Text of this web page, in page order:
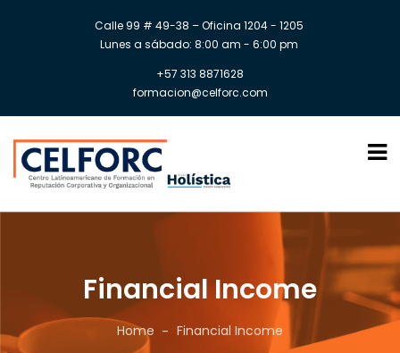
Calle 99 # 49-38 – Oficina 1204 - 1205
Lunes a sábado: 8:00 am - 6:00 pm
+57 313 8871628
formacion@celforc.com
Financial Income
Home Financial Income